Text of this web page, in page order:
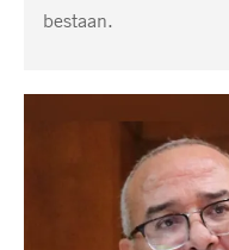
bestaan.